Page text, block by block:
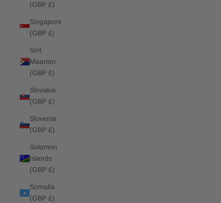
(GBP £)
Singapore
(GBP £)
Sint
Maarten
(GBP £)
Slovakia
(GBP £)
Slovenia
(GBP £)
Solomon
Islands
(GBP £)
Somalia
(GBP £)